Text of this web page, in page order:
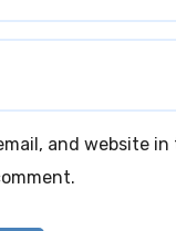
and website